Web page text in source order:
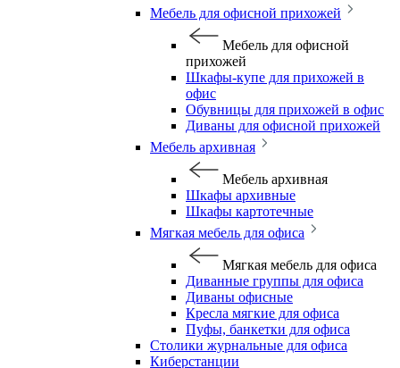
Мебель для офисной прихожей
Мебель для офисной
прихожей
Шкафы-купе для прихожей в
офис
Обувницы для прихожей в офис
Диваны для офисной прихожей
Мебель архивная
Мебель архивная
Шкафы архивные
Шкафы картотечные
Мягкая мебель для офиса
Мягкая мебель для офиса
Диванные группы для офиса
Диваны офисные
Кресла мягкие для офиса
Пуфы, банкетки для офиса
Столики журнальные для офиса
Киберстанции